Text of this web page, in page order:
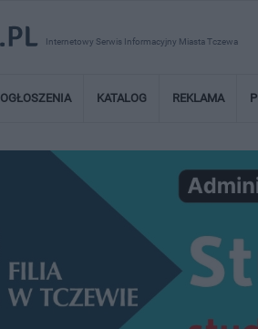
Internetowy Serwis Informacyjny Miasta Tczewa
OGŁOSZENIA KATALOG REKLAMA